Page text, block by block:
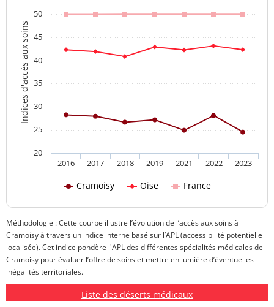
Indices d'accès aux soins
Cramoisy Oise France
2016 2017 2018 2019 2021 2022 2023
20
25
30
35
40
45
50
Méthodologie : Cette courbe illustre l’évolution de l’accès aux soins à
Cramoisy à travers un indice interne basé sur l’APL (accessibilité potentielle
localisée). Cet indice pondère l'APL des différentes spécialités médicales de
Cramoisy pour évaluer l’offre de soins et mettre en lumière d’éventuelles
inégalités territoriales.
Liste des déserts médicaux